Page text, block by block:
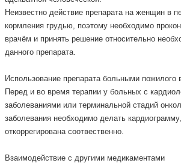
Неизвестно действие препарата на женщин в
кормления грудью, поэтому необходимо
врачём и принять решение относительно
данного препарата.
Использование препарата больными пожилого
Перед и во время терапии у больных с
заболеваниями или терминальной стадий
заболевания необходимо делать
откоррегирована соотвественно.
Взаимодействие с другими медикаментами